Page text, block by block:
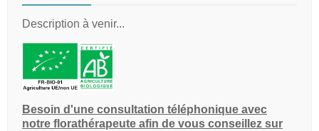
Description à venir...
Besoin d'une consultation téléphonique avec
notre florathérapeute afin de vous conseillez sur